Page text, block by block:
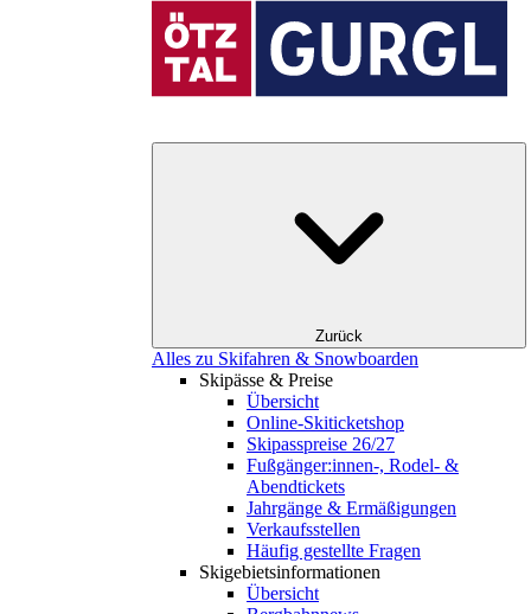
Zurück
Alles zu Skifahren & Snowboarden
Skipässe & Preise
Übersicht
Online-Skiticketshop
Skipasspreise 26/27
Fußgänger:innen-, Rodel- &
Abendtickets
Jahrgänge & Ermäßigungen
Verkaufsstellen
Häufig gestellte Fragen
Skigebiets­informationen
Übersicht